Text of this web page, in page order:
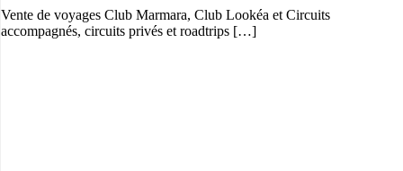
Vente de voyages Club Marmara, Club Lookéa et Circuits
accompagnés, circuits privés et roadtrips […]